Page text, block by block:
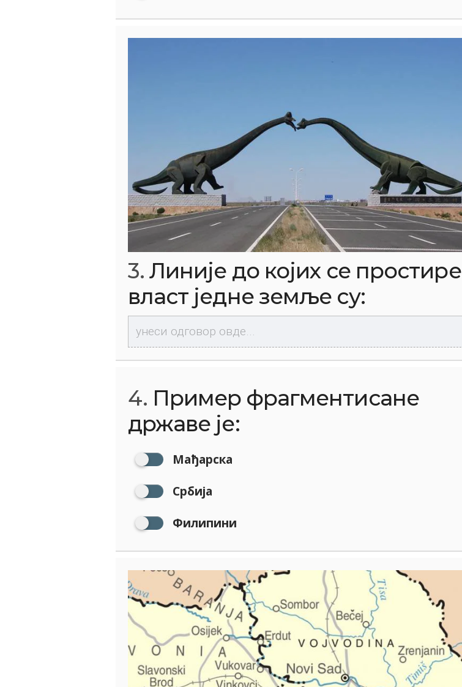
3. Линије до којих се простире
власт једне земље су:
4. Пример фрагментисане
државе је:
Мађарска
Србија
Филипини